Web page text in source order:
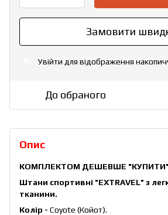
Замовити
Увійти для відображення
До обраного
Опис
КОМПЛЕКТОМ ДЕШЕВШЕ "КУПИТИ"
Штани спортивні "EXTRAVEL" з
тканини.
Колір - Coyote (Койот).